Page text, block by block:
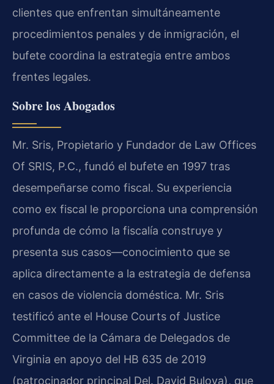
clientes que enfrentan simultáneamente
procedimientos penales y de inmigración, el
bufete coordina la estrategia entre ambos
frentes legales.
Sobre los Abogados
Mr. Sris, Propietario y Fundador de Law Offices
Of SRIS, P.C., fundó el bufete en 1997 tras
desempeñarse como fiscal. Su experiencia
como ex fiscal le proporciona una comprensión
profunda de cómo la fiscalía construye y
presenta sus casos—conocimiento que se
aplica directamente a la estrategia de defensa
en casos de violencia doméstica. Mr. Sris
testificó ante el House Courts of Justice
Committee de la Cámara de Delegados de
Virginia en apoyo del HB 635 de 2019
(patrocinador principal Del. David Bulova), que